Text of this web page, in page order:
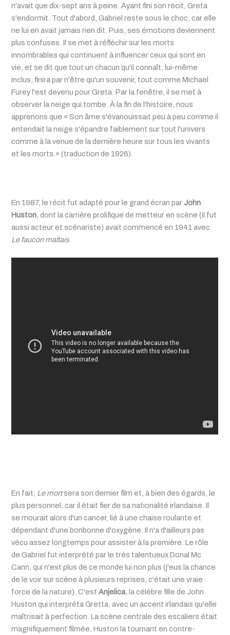
n'avait que dix-sept ans à peine. Ayant fini son récit, Greta
s'endormit. Tout d'abord, Gabriel reste sous le choc, car elle
ne lui en avait jamais rien dit. Puis, ses émotions deviennent
plus confuses. Il se met à réfléchir sur les morts
innombrables qui continuent à influencer ceux qui sont en
vie, et se dit que tout un chacun qu'il connaît, lui-même
inclus, finira par n'être qu'un souvenir, tout comme Michael
Furey l'est devenu pour Greta. Par la fenêtre, il se met à
observer la neige qui tombe. À la fin de l'histoire, nous
apprenons que « Son âme s'évanouissait peu à peu comme il
entendait la neige s'épandre faiblement sur tout l'univers
comme à la venue de la dernière heure sur tous les vivants
et les morts.» (traduction de 1926).
En 1987, le récit fut adapté pour le grand écran parJohn
Huston , dont la carrière prolifique de metteur en scène (il fut
aussi acteur et scénariste) avait commencé en 1941 avec
Le faucon maltais.
En fait, Le mortsera son dernier film et, à bien des égards, le
plus personnel, car il était fier de sa nationalité irlandaise. Il
se mourait alors d'un cancer, lié à une chaise roulante et
dépendant d'une bonbonne d'oxygène. Il n'a d'ailleurs pas
vécu assez longtemps pour assister à la première. Le rôle
de Gabriel fut interprété par le très talentueux Donal Mc
Cann, qui n'est plus de ce monde lui non plus (j'eus la chance
de le voir sur scène à plusieurs reprises, c'était une vraie
force de la nature). C'estAnjelica, la célèbre fille de John
Huston qui interpréta Gretta, avec un accent irlandais qu'elle
maîtrisait à perfection. La scène centrale des escaliers était
magnifiquement filmée, Huston la tournant en contre-